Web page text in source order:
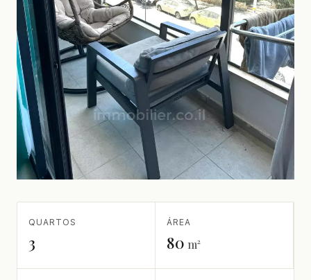
QUARTOS
3
ÁREA
80 m²